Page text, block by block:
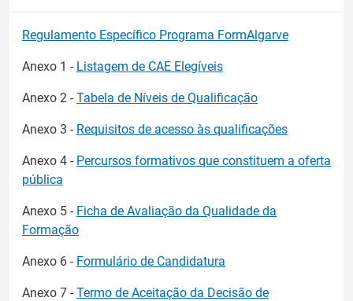
Regulamento Específico Programa FormAlgarve
Anexo 1 - Listagem de CAE Elegíveis
Anexo 2 - Tabela de Níveis de Qualificação
Anexo 3 - Requisitos de acesso às qualificações
Anexo 4 - Percursos formativos que constituem a oferta
pública
Anexo 5 - Ficha de Avaliação da Qualidade da
Formação
Anexo 6 - Formulário de Candidatura
Anexo 7 - Termo de Aceitação da Decisão de